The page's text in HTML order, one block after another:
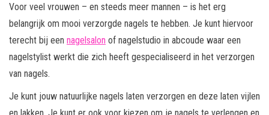
Voor veel vrouwen – en steeds meer mannen – is het erg
belangrijk om mooi verzorgde nagels te hebben. Je kunt hiervoor
terecht bij een nagelsalon of nagelstudio in abcoude waar een
nagelstylist werkt die zich heeft gespecialiseerd in het verzorgen
van nagels.
Je kunt jouw natuurlijke nagels laten verzorgen en deze laten vijlen
en lakken. Je kunt er ook voor kiezen om je nagels te verlengen en